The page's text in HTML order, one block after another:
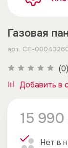
Газовая
арт. СП-
(0)
Добавить в
15
Нет в